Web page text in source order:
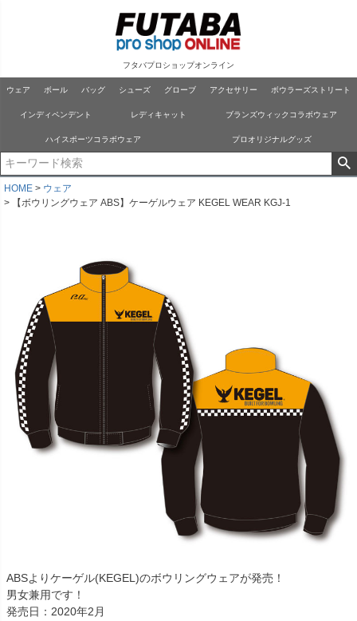
フタバプロショップオンライン
ウェア ボール バッグ シューズ グローブ アクセサリー ボウラーズストリート
インディペンデント レディキャット ブランズウィックコラボウェア
ハイスポーツコラボウェア プロオリジナルグッズ
HOME
ウェア
【ボウリングウェア ABS】ケーゲルウェア KEGEL WEAR KGJ-1
ABSよりケーゲル(KEGEL)のボウリングウェアが発売！
男女兼用です！
発売日：2020年2月